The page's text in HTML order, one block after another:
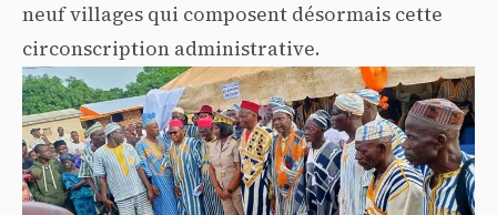
neuf villages qui composent désormais cette
circonscription administrative.